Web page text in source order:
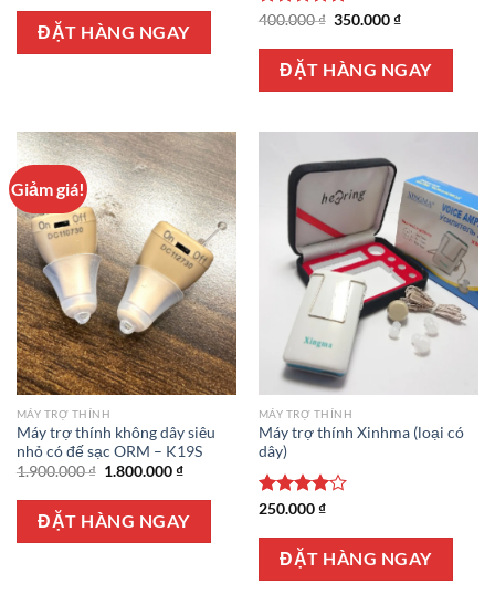
là:
1.350.000 ₫.
tại
là:
1.280.000 ₫.
ĐẶT HÀNG NGAY
Được xếp
5 sao
400.000₫ Giá
là:
400.000 ₫.
350.000₫Giá
tại
là:
350.000 ₫.
ĐẶT HÀNG NGAY
Giảm giá!
MÁY TRỢ THÍNH
Máy trợ thính không dây siêu
nhỏ có đế sạc ORM – K19S
1.900.000₫ Giá
là:
1.900.000 ₫.
1.800.000₫Giá
tại
là:
1.800.000 ₫.
ĐẶT HÀNG NGAY
MÁY TRỢ THÍNH
Máy trợ thính Xinhma (loại có
dây)
Được
5
sao
250.000₫
ĐẶT HÀNG NGAY